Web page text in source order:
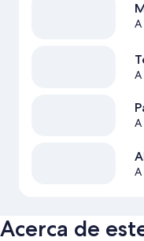
A
A
A
Acerca de